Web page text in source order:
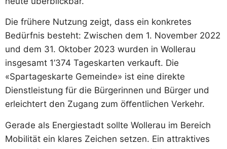
Die frühere Nutzung zeigt, dass ein konkretes
Bedürfnis besteht: Zwischen dem 1. November 2022
und dem 31. Oktober 2023 wurden in Wollerau
insgesamt 1’374 Tageskarten verkauft. Die
«Spartageskarte Gemeinde» ist eine direkte
Dienstleistung für die Bürgerinnen und Bürger und
erleichtert den Zugang zum öﬀentlichen Verkehr.
Gerade als Energiestadt sollte Wollerau im Bereich
Mobilität ein klares Zeichen setzen. Ein attraktives